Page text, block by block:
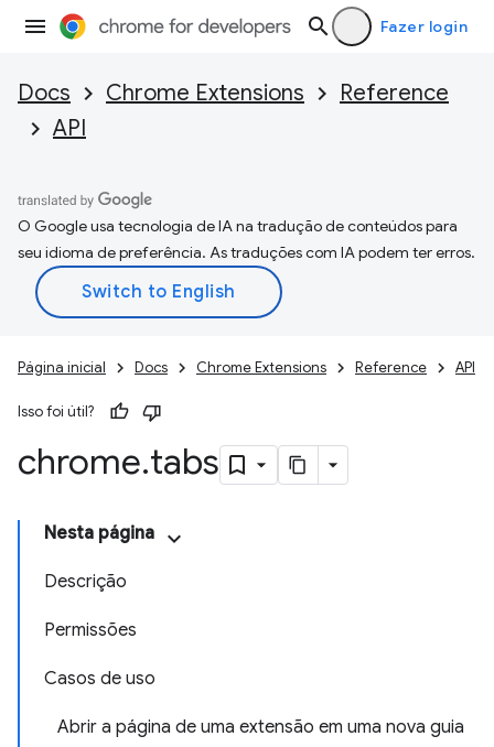
Fazer login
Docs Chrome Extensions
Reference
API
O Google usa tecnologia de IA na tradução de conteúdos para
seu idioma de preferência. As traduções com IA podem ter erros.
Página inicial Docs Chrome Extensions Reference API
Isso foi útil?
chrome.tabs
Nesta página
Descrição
Permissões
Casos de uso
Abrir a página de uma extensão em uma nova guia